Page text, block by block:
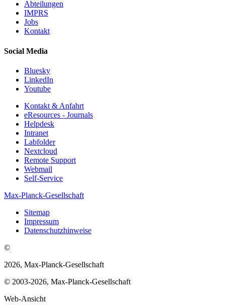
Abteilungen
IMPRS
Jobs
Kontakt
Social Media
Bluesky
LinkedIn
Youtube
Kontakt & Anfahrt
eResources - Journals
Helpdesk
Intranet
Labfolder
Nextcloud
Remote Support
Webmail
Self-Service
Max-Planck-Gesellschaft
Sitemap
Impressum
Datenschutzhinweise
©
2026, Max-Planck-Gesellschaft
© 2003-2026, Max-Planck-Gesellschaft
Web-Ansicht